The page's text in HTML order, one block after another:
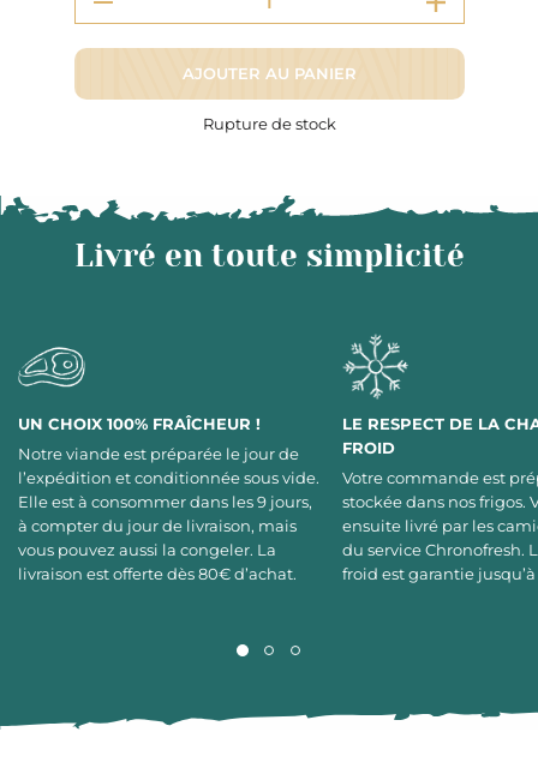
AJOUTER AU PANIER
Rupture de stock
Livré en toute simplicité
UN CHOIX 100% FRAÎCHEUR !
Notre viande est préparée le jour de
l’expédition et conditionnée sous vide.
Elle est à consommer dans les 9 jours,
à compter du jour de livraison, mais
vous pouvez aussi la congeler. La
livraison est offerte dès 80€ d’achat.
LE RESPECT DE LA
FROID
Votre commande est
stockée dans nos frigos.
ensuite livré par les
du service Chronofresh.
froid est garantie